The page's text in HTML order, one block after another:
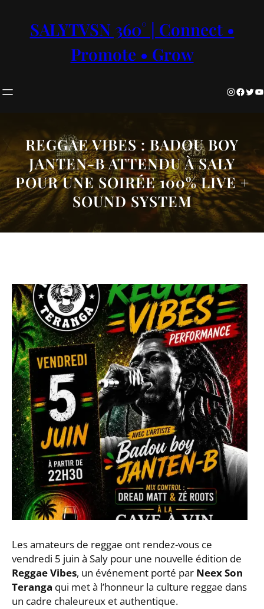
contenuSALYTVSN 360° | Connect •
Promote • Grow
InstagramFacebook Twitter YouTube
REGGAE VIBES : BADOU BOY
JANTEN-B ATTENDU À SALY
POUR UNE SOIRÉE 100% LIVE +
SOUND SYSTEM
Les amateurs de reggae ont rendez-vous ce
vendredi 5 juin à Saly pour une nouvelle édition de
Reggae Vibes, un événement porté par Neex Son
Teranga qui met à l’honneur la culture reggae dans
un cadre chaleureux et authentique.